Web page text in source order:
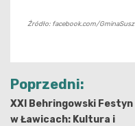
Źródło: facebook.com/GminaSusz
Nawigacja
wpisu
Poprzedni:
XXI Behringowski Festyn
w Ławicach: Kultura i